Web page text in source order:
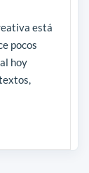
está
pocos
hoy